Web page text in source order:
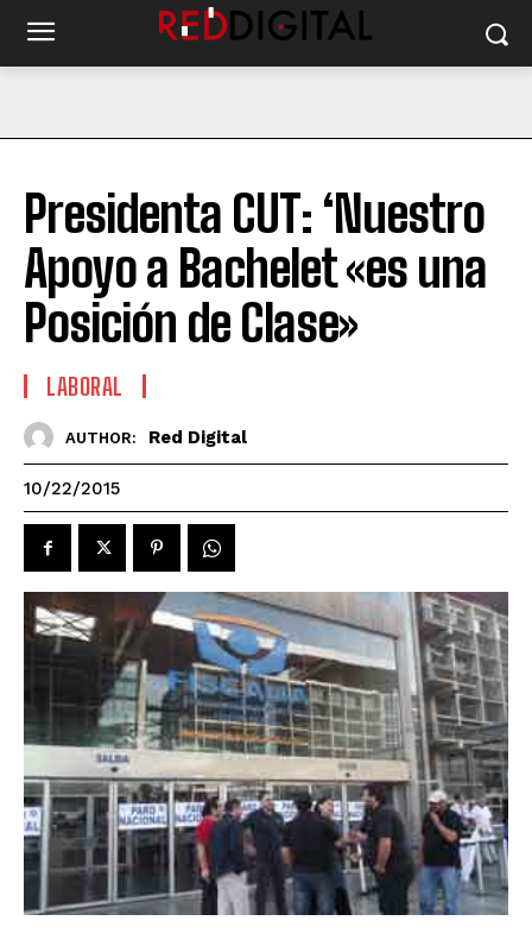
Presidenta CUT: ‘Nuestro
Apoyo a Bachelet «es una
Posición de Clase»
LABORAL
AUTHOR: Red Digital
10/22/2015